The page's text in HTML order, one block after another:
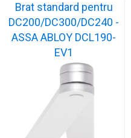
Brat standard pentru
DC200/DC300/DC240 -
ASSA ABLOY DCL190-
EV1